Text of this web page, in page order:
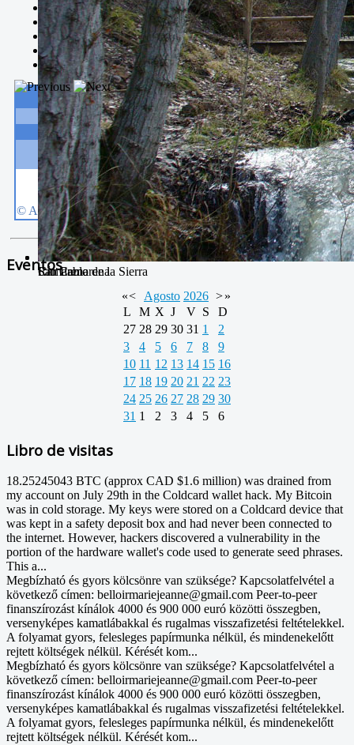
Camarena de la Sierra
San Pablo
Río Camarena
Solidaria carrera - 7 TÉRMINOS XTREM
Temporal de Febrero
Nevada Enero 2018
La estación de esquí de Javalambre abrirán este sábado
Larga vida a las escuelas
Eventos
«< Agosto 2026 >»
L
M X J V S
D
27 28 29 30 31 1
2
3
4 5 6 7 8
9
10 11 12 13 14 15 16
17 18 19 20 21 22 23
24 25 26 27 28 29 30
31 1 2 3 4 5 6
Libro de visitas
18.25245043 BTC (approx CAD $1.6 million) was drained from
my account on July 29th in the Coldcard wallet hack. My Bitcoin
was in cold storage. My keys were stored on a Coldcard device that
was kept in a safety deposit box and had never been connected to
the internet. However, hackers discovered a vulnerability in the
portion of the hardware wallet's code used to generate seed phrases.
This a...
Megbízható és gyors kölcsönre van szüksége? Kapcsolatfelvétel a
következő címen: belloirmariejeanne@gmail.com Peer-to-peer
finanszírozást kínálok 4000 és 900 000 euró közötti összegben,
versenyképes kamatlábakkal és rugalmas visszafizetési feltételekkel.
A folyamat gyors, felesleges papírmunka nélkül, és mindenekelőtt
rejtett költségek nélkül. Kérését kom...
Megbízható és gyors kölcsönre van szüksége? Kapcsolatfelvétel a
következő címen: belloirmariejeanne@gmail.com Peer-to-peer
finanszírozást kínálok 4000 és 900 000 euró közötti összegben,
versenyképes kamatlábakkal és rugalmas visszafizetési feltételekkel.
A folyamat gyors, felesleges papírmunka nélkül, és mindenekelőtt
rejtett költségek nélkül. Kérését kom...